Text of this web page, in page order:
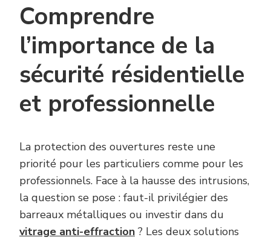
Comprendre
l’importance de la
sécurité résidentielle
et professionnelle
La protection des ouvertures reste une
priorité pour les particuliers comme pour les
professionnels. Face à la hausse des intrusions,
la question se pose : faut-il privilégier des
barreaux métalliques ou investir dans du
vitrage anti-effraction ? Les deux solutions